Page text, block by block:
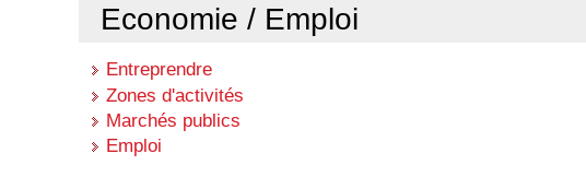
Economie / Emploi
Entreprendre
Zones d'activités
Marchés publics
Emploi